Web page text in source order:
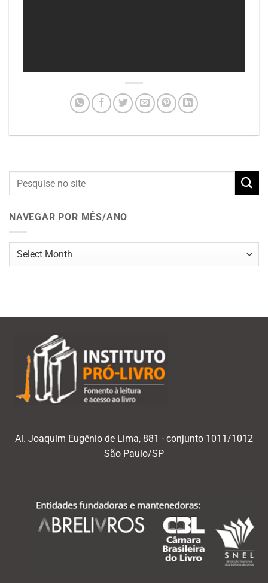
NAVEGAR POR MÊS/ANO
Navegar
Al. Joaquim Eugênio de Lima, 881 - conjunto 1011/1012
São Paulo/SP